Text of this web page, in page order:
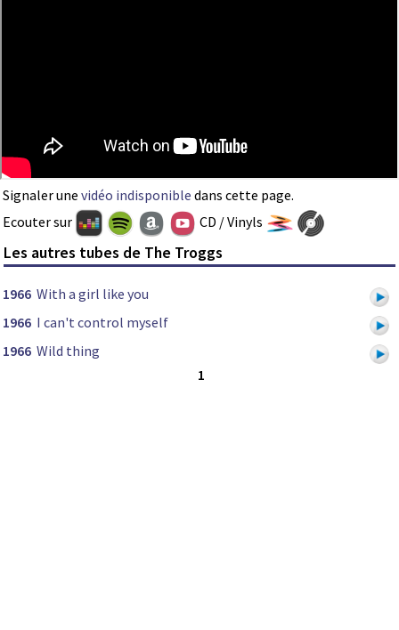
Signaler une vidéo indisponible dans cette page.
Ecouter sur
CD / Vinyls
Les autres tubes de The Troggs
1966 With a girl like you
1966 I can't control myself
1966 Wild thing
1